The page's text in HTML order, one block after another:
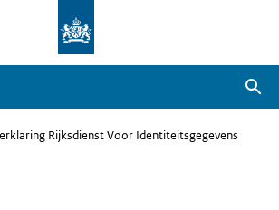
Rijksdienst Voor Identiteitsgegevens